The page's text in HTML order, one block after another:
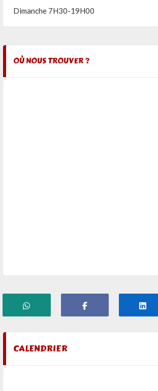
Dimanche 7H30-19H00
OÙ NOUS TROUVER ?
CALENDRIER